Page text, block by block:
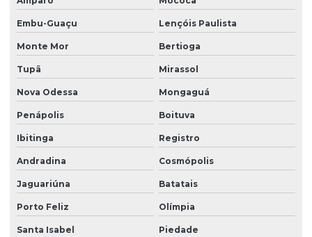
Limpeza fachada orçamento
Limpeza de fachada preço
Limpeza de fachada predial
Limpeza de fachada predial preço
Limpeza de fachada predial vidros
Limpeza de fachadas
Limpeza de fachadas de prédios
Limpeza de fachadas de vidro
Embu-Guaçu Lençóis Paulista
Monte Mor Bertioga
Tupã Mirassol
Nova Odessa Mongaguá
Penápolis Boituva
Ibitinga Registro
Andradina Cosmópolis
Jaguariúna Batatais
Porto Feliz Olímpia
Santa Isabel Piedade